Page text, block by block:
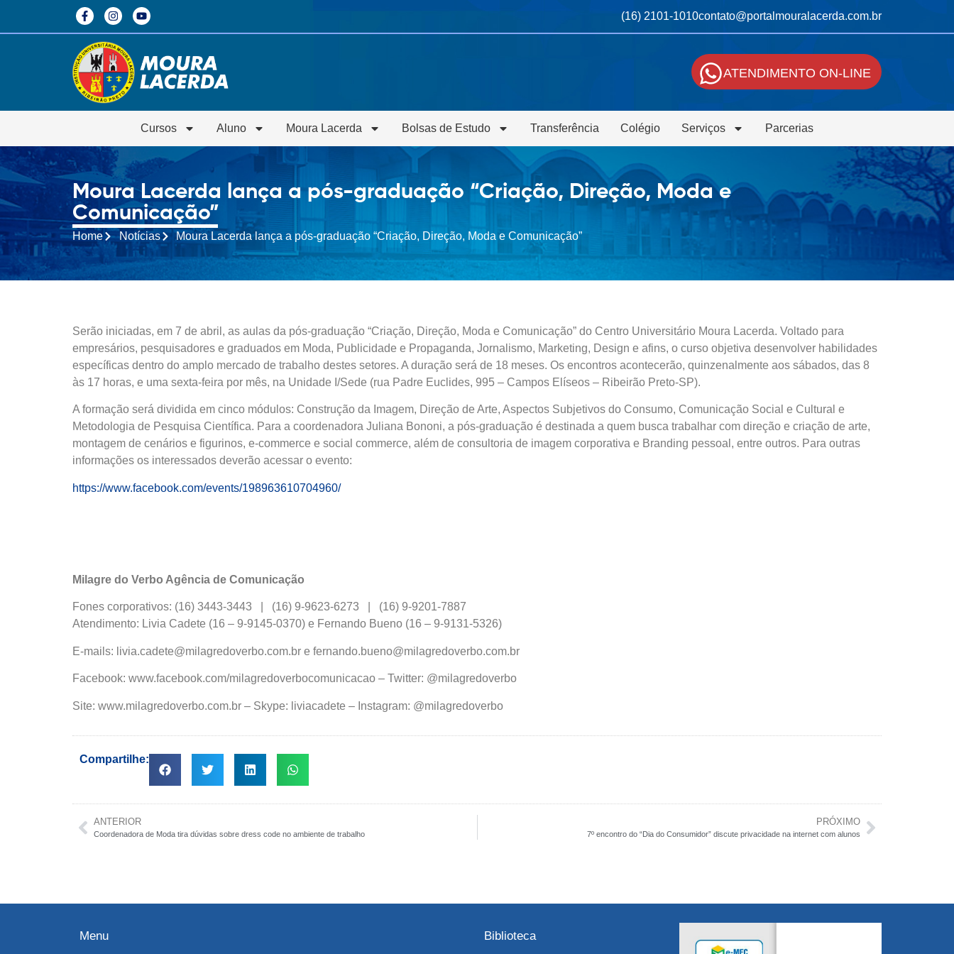
(16) 2101-1010contato@portalmouralacerda.com.br
ATENDIMENTO ON-LINE
Cursos Aluno Moura Lacerda Bolsas de Estudo Transferência Colégio Serviços Parcerias
Moura Lacerda lança a pós-graduação “Criação, Direção, Moda e
Comunicação”
Home Notícias Moura Lacerda lança a pós-graduação “Criação, Direção, Moda e Comunicação”
Serão iniciadas, em 7 de abril, as aulas da pós-graduação “Criação, Direção, Moda e Comunicação” do Centro Universitário Moura Lacerda. Voltado para
empresários, pesquisadores e graduados em Moda, Publicidade e Propaganda, Jornalismo, Marketing, Design e afins, o curso objetiva desenvolver habilidades
específicas dentro do amplo mercado de trabalho destes setores. A duração será de 18 meses. Os encontros acontecerão, quinzenalmente aos sábados, das 8
às 17 horas, e uma sexta-feira por mês, na Unidade I/Sede (rua Padre Euclides, 995 – Campos Elíseos – Ribeirão Preto-SP).
A formação será dividida em cinco módulos: Construção da Imagem, Direção de Arte, Aspectos Subjetivos do Consumo, Comunicação Social e Cultural e
Metodologia de Pesquisa Científica. Para a coordenadora Juliana Bononi, a pós-graduação é destinada a quem busca trabalhar com direção e criação de arte,
montagem de cenários e figurinos, e-commerce e social commerce, além de consultoria de imagem corporativa e Branding pessoal, entre outros. Para outras
informações os interessados deverão acessar o evento:
https://www.facebook.com/events/198963610704960/
Milagre do Verbo Agência de Comunicação
Fones corporativos: (16) 3443-3443 | (16) 9-9623-6273 | (16) 9-9201-7887
Atendimento: Livia Cadete (16 – 9-9145-0370) e Fernando Bueno (16 – 9-9131-5326)
E-mails: livia.cadete@milagredoverbo.com.br e fernando.bueno@milagredoverbo.com.br
Facebook: www.facebook.com/milagredoverbocomunicacao – Twitter: @milagredoverbo
Site: www.milagredoverbo.com.br – Skype: liviacadete – Instagram: @milagredoverbo
Compartilhe:
ANTERIOR
Coordenadora de Moda tira dúvidas sobre dress code no ambiente de trabalho
PRÓXIMO
7º encontro do “Dia do Consumidor” discute privacidade na internet com alunos
Menu Biblioteca